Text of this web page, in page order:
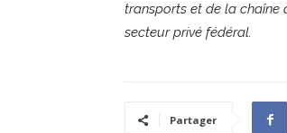
transports et de la chaîne
secteur privé fédéral.
Partager